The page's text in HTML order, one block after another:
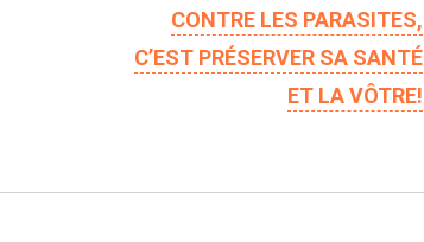
CONTRE LES PARASITES,
C’EST PRÉSERVER SA SANTÉ
ET LA VÔTRE!